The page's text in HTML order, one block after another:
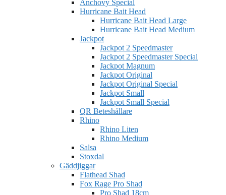
Anchovy Special
Hurricane Bait Head
Hurricane Bait Head Large
Hurricane Bait Head Medium
Jackpot
Jackpot 2 Speedmaster
Jackpot 2 Speedmaster Special
Jackpot Magnum
Jackpot Original
Jackpot Original Special
Jackpot Small
Jackpot Small Special
QR Beteshållare
Rhino
Rhino Liten
Rhino Medium
Salsa
Stoxdal
Gäddjiggar
Flathead Shad
Fox Rage Pro Shad
Pro Shad 18cm